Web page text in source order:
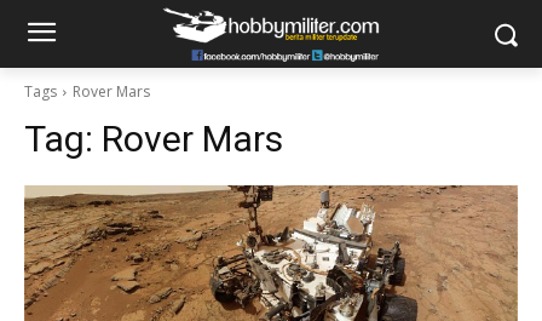
Tags Rover Mars
Tag: Rover Mars